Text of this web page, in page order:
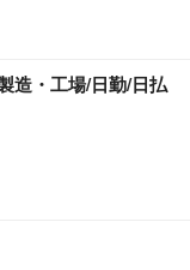
造・工場/日勤/日払